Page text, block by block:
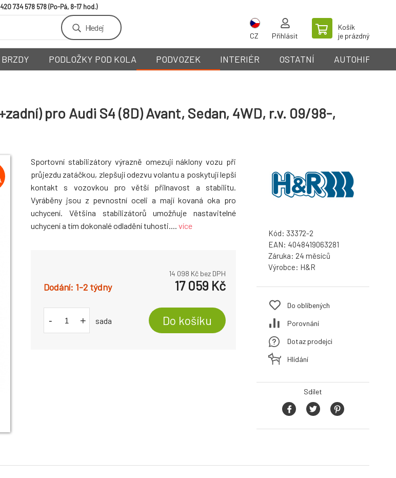
734 578 578
Hledej
CZ Přihlásit
Košík
je prázdný
PODLOŽKY POD KOLA PODVOZEK INTERIÉR OSTATNÍ AUTOHIFI
pro Audi S4 (8D) Avant, Sedan, 4WD, r.v. 09/98-,
Sportovní stabilizátory výrazně omezují náklony vozu při
průjezdu zatáčkou, zlepšují odezvu volantu a poskytují lepší
kontakt s vozovkou pro větší přilnavost a stabilitu.
Vyráběny jsou z pevnostní oceli a mají kovaná oka pro
uchycení. Většina stabilizátorů umožňuje nastavitelné
uchycení a tím dokonalé odladění tuhosti.... více
14 098 Kč bez DPH
1-2 týdny 17 059 Kč
- + sada Do košíku
Kód: 33372-2
EAN: 4048419063281
Záruka: 24
Výrobce: H&R
Do oblíbených
Porovnání
Dotaz prodejci
Hlídání
Sdílet